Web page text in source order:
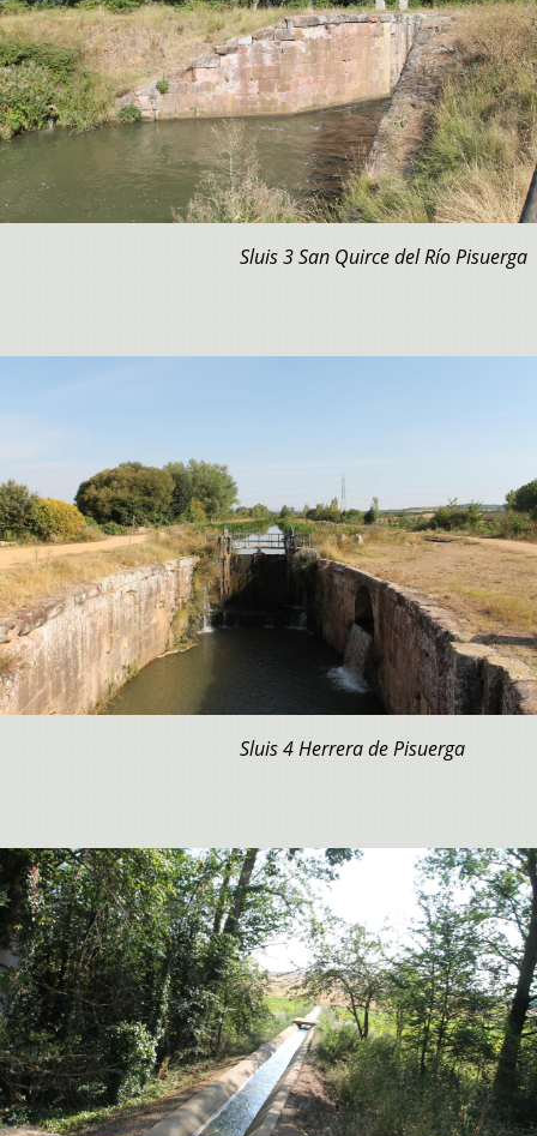
Sluis 3 San Quirce del Río Pisuerga
Sluis 4 Herrera de Pisuerga